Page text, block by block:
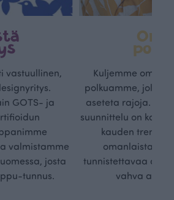
vastuullinen,
GOTS- ja
valmistamme
josta
tunnus.
Oma
Kuljemme omaa,
polkuamme, jolla
aseteta rajoja.
suunnittelu on
kauden
omanlaista,
tunnistettavaa
vahva